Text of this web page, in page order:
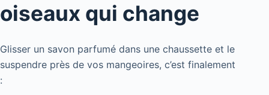
oiseaux qui change
Glisser un savon parfumé dans une chaussette et le
suspendre près de vos mangeoires, c’est finalement
: